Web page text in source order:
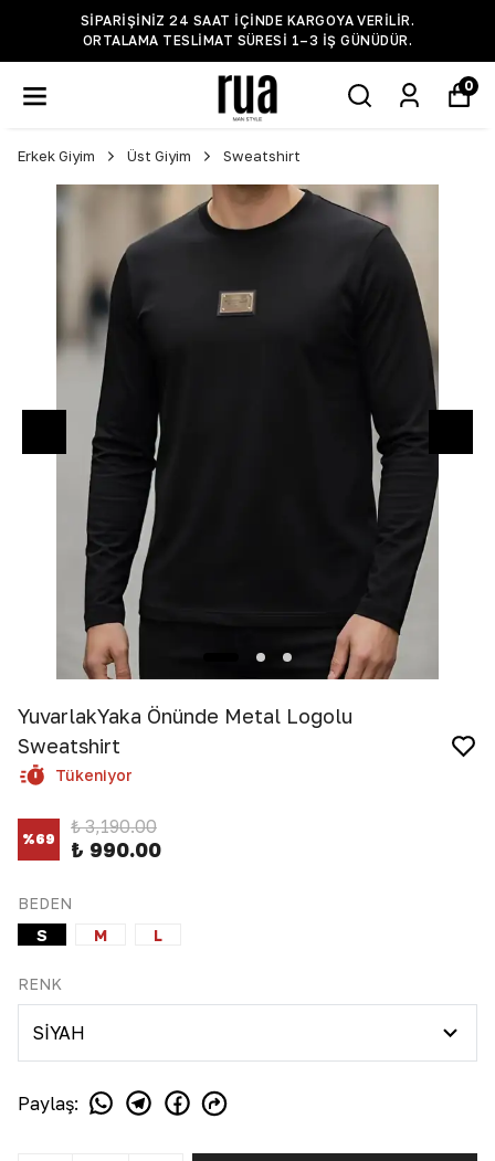
SIPARIŞINIZ 24 SAAT IÇINDE KARGOYA VERILIR.
ORTALAMA TESLIMAT SÜRESI 1–3 IŞ GÜNÜDÜR.
0
Erkek Giyim Üst Giyim Sweatshirt
YuvarlakYaka Önünde Metal Logolu
Sweatshirt
Tükeniyor
%69
₺ 3,190.00
₺ 990.00
BEDEN
S
M L
RENK
Paylaş: